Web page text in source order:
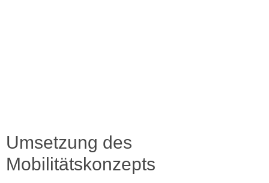
Umsetzung des
Mobilitätskonzepts